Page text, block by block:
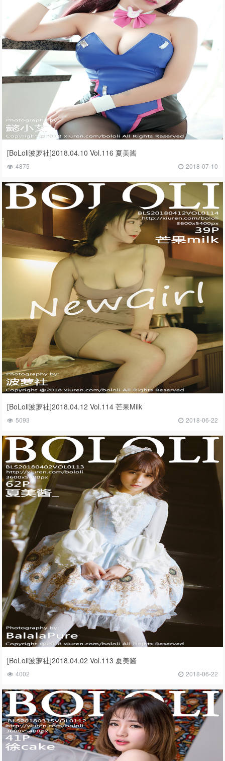
[BoLoli波萝社]2018.04.10 Vol.116 夏美酱
4875 2018-07-10
[BoLoli波萝社]2018.04.12 Vol.114 芒果Milk
5093 2018-06-22
[BoLoli波萝社]2018.04.02 Vol.113 夏美酱
4002 2018-06-22